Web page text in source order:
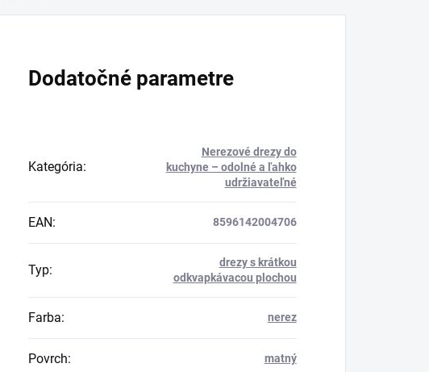
Dodatočné parametre
Kategória:
Nerezové drezy do
kuchyne – odolné a ľahko
udržiavateľné
EAN: 8596142004706
Typ:
drezy s krátkou
odkvapkávacou plochou
Farba: nerez
Povrch: matný